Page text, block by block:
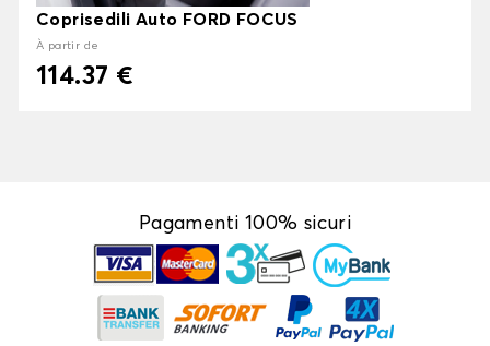
Coprisedili Auto FORD FOCUS
À partir de
114.37 €
Pagamenti 100% sicuri